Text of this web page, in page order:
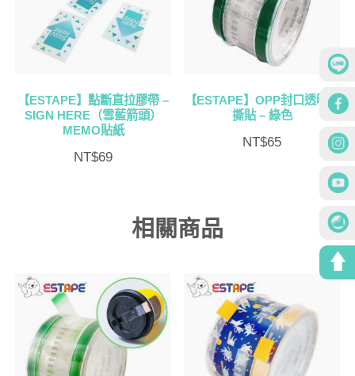
【ESTAPE】點斷直拉膠帶 –
SIGN HERE（雪藍箭頭）
MEMO貼紙
NT$69
【ESTAPE】OPP封口透明易
撕貼 – 綠色
NT$65
相關商品